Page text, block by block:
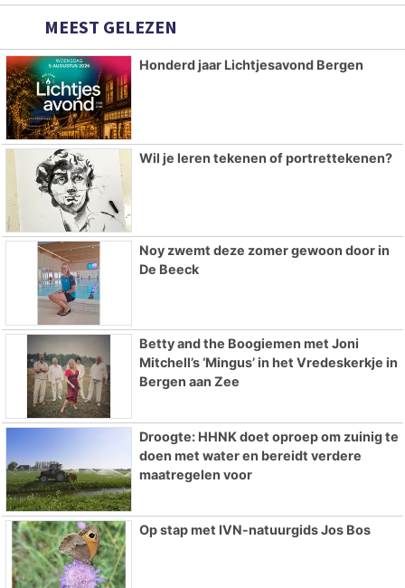
MEEST GELEZEN
Honderd jaar Lichtjesavond Bergen
Wil je leren tekenen of portrettekenen?
Noy zwemt deze zomer gewoon door in
De Beeck
Betty and the Boogiemen met Joni
Mitchell’s ‘Mingus’ in het Vredeskerkje in
Bergen aan Zee
Droogte: HHNK doet oproep om zuinig te
doen met water en bereidt verdere
maatregelen voor
Op stap met IVN-natuurgids Jos Bos